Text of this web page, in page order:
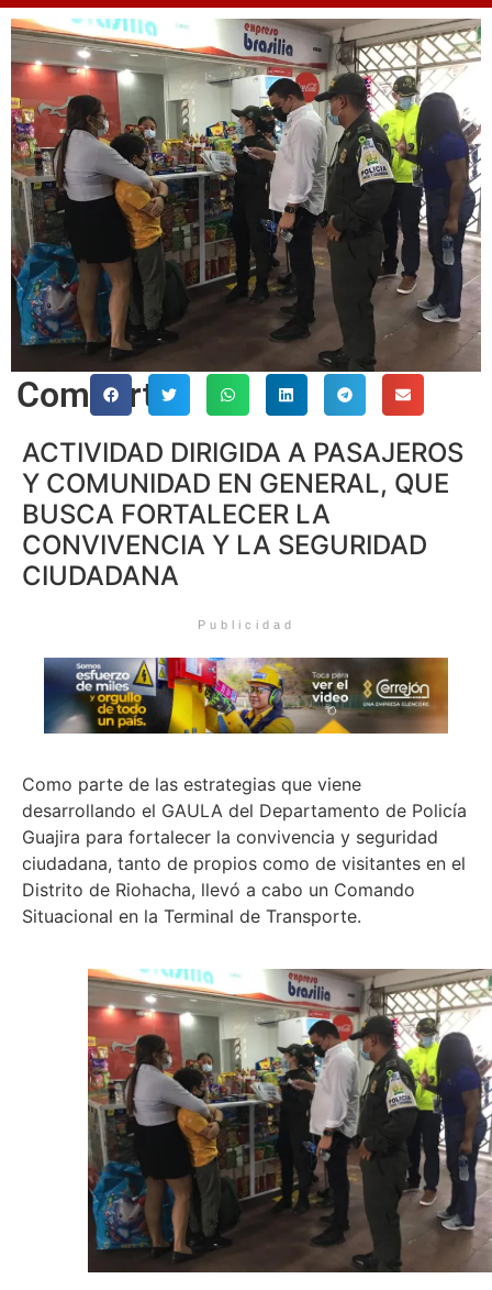
Comparte
ACTIVIDAD DIRIGIDA A PASAJEROS
Y COMUNIDAD EN GENERAL, QUE
BUSCA FORTALECER LA
CONVIVENCIA Y LA SEGURIDAD
CIUDADANA
Publicidad
Como parte de las estrategias que viene
desarrollando el GAULA del Departamento de Policía
Guajira para fortalecer la convivencia y seguridad
ciudadana, tanto de propios como de visitantes en el
Distrito de Riohacha, llevó a cabo un Comando
Situacional en la Terminal de Transporte.